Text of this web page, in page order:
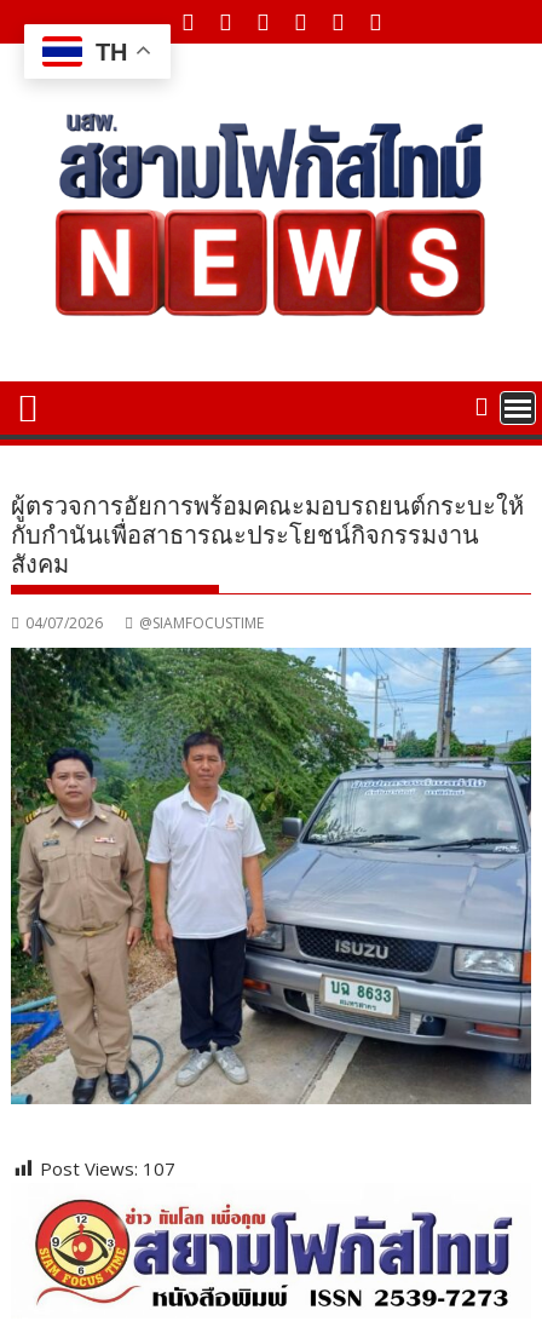
to
content
ผู้ตรวจการอัยการพร้อมคณะมอบรถยนต์กระบะให้
กับกำนันเพื่อสาธารณะประโยชน์กิจกรรมงาน
สังคม
04/07/2026 @SIAMFOCUSTIME
Post Views: 107
TH